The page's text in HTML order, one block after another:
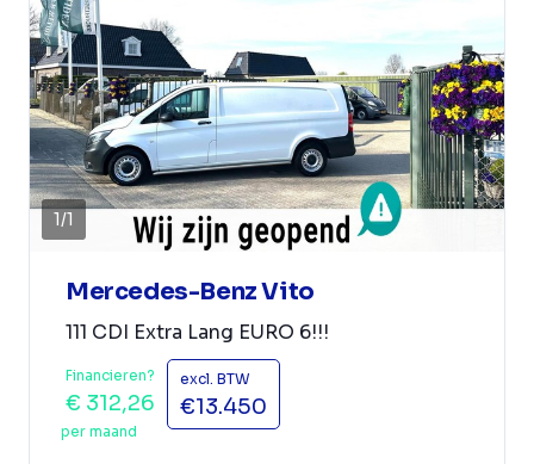
1/1
Mercedes-Benz Vito
111 CDI Extra Lang EURO 6!!!
Financieren?
€ 312,26
per maand
excl. BTW
€13.450